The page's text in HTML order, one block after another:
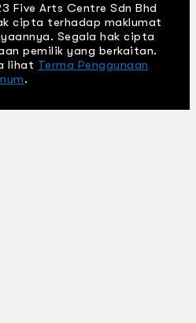
Five Arts Centre Sdn Bhd
cipta terhadap maklumat
Segala hak cipta
pemilik yang berkaitan.
lihat Terma Penggunaan
.